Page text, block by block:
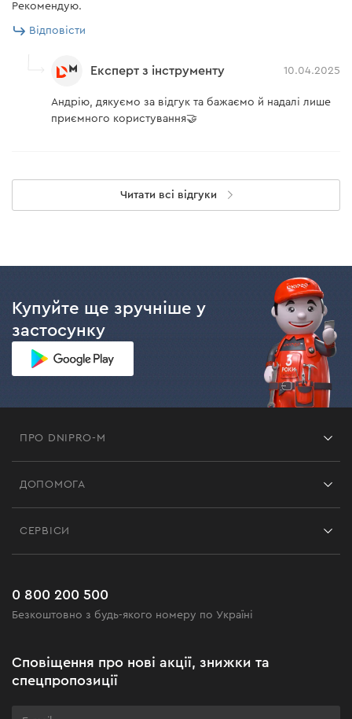
Рекомендую.
Відповісти
Експерт з інструменту 10.04.2025
Андрію, дякуємо за відгук та бажаємо й надалі лише
приємного користування🤝
Читати всі відгуки
Купуйте ще зручніше у
застосунку
ПРО DNIPRO-M
Чорна п'ятниця
ДОПОМОГА
Поширені запитання
СЕРВІСИ
0 800 200 500
Безкоштовно з будь-якого номеру по Україні
Сповіщення про нові акції, знижки та
спецпропозиції